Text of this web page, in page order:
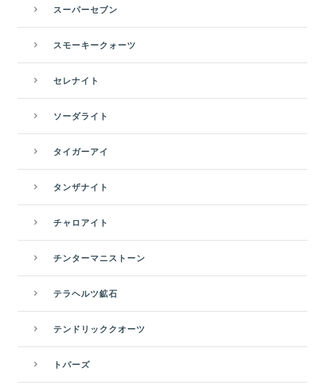
スーパーセブン
スモーキークォーツ
セレナイト
ソーダライト
タイガーアイ
タンザナイト
チャロアイト
チンターマニストーン
テラヘルツ鉱石
テンドリッククオーツ
トパーズ